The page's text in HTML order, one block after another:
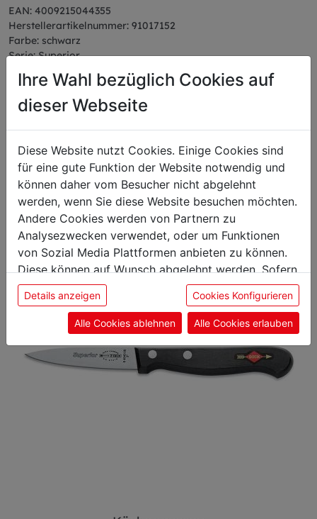
EAN: 4009215044355
Herstellerartikelnummer: 91017152
Farbe: schwarz
Serie: Superior
Das könnte Sie auch
interessieren
Ihre Wahl bezüglich Cookies auf
dieser Webseite
Diese Website nutzt Cookies. Einige Cookies sind
für eine gute Funktion der Website notwendig und
können daher vom Besucher nicht abgelehnt
werden, wenn Sie diese Website besuchen möchten.
Andere Cookies werden von Partnern zu
Analysezwecken verwendet, oder um Funktionen
von Sozial Media Plattformen anbieten zu können.
Diese können auf Wunsch abgelehnt werden. Sofern
sie unsere Webseite weiter nutzen, geben Sie
Einwilligung zu unseren Cookies.
Details anzeigen Cookies Konfigurieren
Alle Cookies ablehnen Alle Cookies erlauben